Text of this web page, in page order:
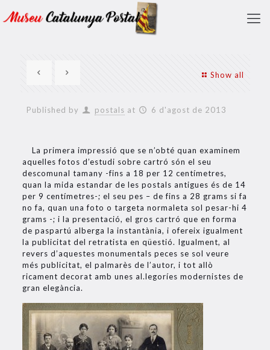
Show all
Published by postals at 6 d'agost de 2013
La primera impressió que se n’obté quan examinem
aquelles fotos d’estudi sobre cartró són el seu
descomunal tamany -fins a 18 per 12 centímetres,
quan la mida estandar de les postals antigues és de 14
per 9 centímetres-; el seu pes – de fins a 28 grams si fa
no fa, quan una foto o targeta normaleta sol pesar-hi 4
grams -; i la presentació, el gros cartró que en forma
de paspartú alberga la instantània, i ofereix igualment
la publicitat del retratista en qüestió. Igualment, al
revers d’aquestes monumentals peces se sol veure
més publicitat, el palmarès de l’autor, i tot allò
ricament decorat amb unes al.legoríes modernistes de
gran elegància.